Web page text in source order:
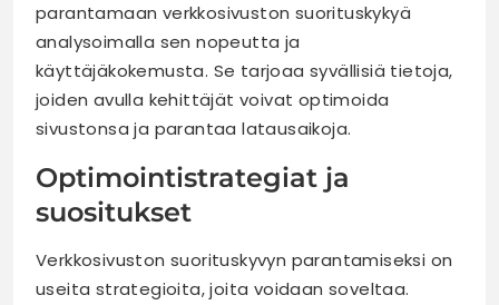
parantamaan verkkosivuston suorituskykyä
analysoimalla sen nopeutta ja
käyttäjäkokemusta. Se tarjoaa syvällisiä tietoja,
joiden avulla kehittäjät voivat optimoida
sivustonsa ja parantaa latausaikoja.
Optimointistrategiat ja
suositukset
Verkkosivuston suorituskyvyn parantamiseksi on
useita strategioita, joita voidaan soveltaa.